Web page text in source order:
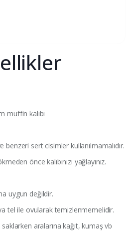
muffin kalıbı
benzeri sert cisimler kullanılmamalıdır.
önce kalıbınızı yağlayınız.
uygun değildir.
tel ile ovularak temizlenmemelidir.
aralarına kağıt, kumaş vb